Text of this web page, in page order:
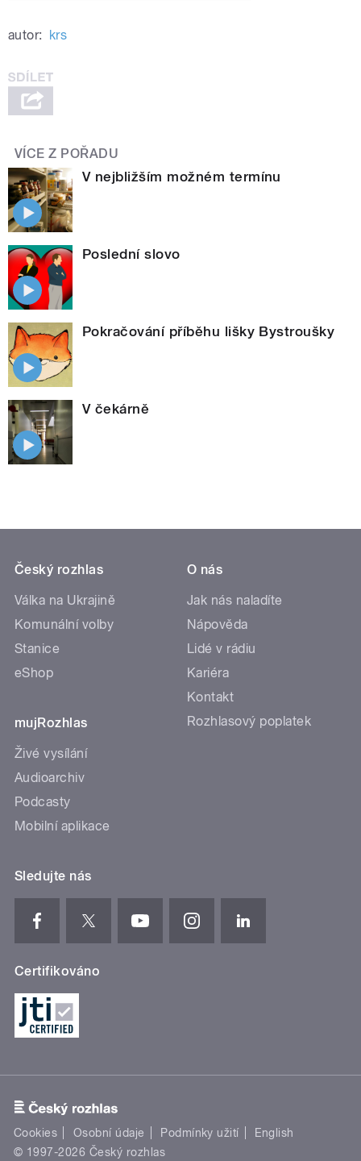
autor: krs
VÍCE Z POŘADU
V nejbližším možném termínu
Poslední slovo
Pokračování příběhu lišky Bystroušky
V čekárně
Český rozhlas
Válka na Ukrajině
Komunální volby
Stanice
eShop
mujRozhlas
Živé vysílání
Audioarchiv
Podcasty
Mobilní aplikace
O nás
Jak nás naladíte
Nápověda
Lidé v rádiu
Kariéra
Kontakt
Rozhlasový poplatek
Sledujte nás
Certifikováno
Cookies Osobní údaje Podmínky užití
English
© 1997-2026 Český rozhlas